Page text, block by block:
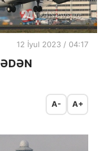
12 İyul 2023 / 04:17
A- A+